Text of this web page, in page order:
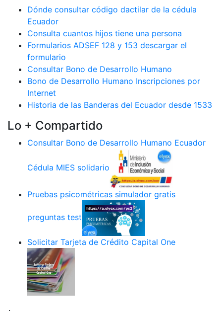
Dónde consultar código dactilar de la cédula
Ecuador
Consulta cuantos hijos tiene una persona
Formularios ADSEF 128 y 153 descargar el
formulario
Consultar Bono de Desarrollo Humano
Bono de Desarrollo Humano Inscripciones por
Internet
Historia de las Banderas del Ecuador desde 1533
Lo + Compartido
Consultar Bono de Desarrollo Humano Ecuador
Cédula MIES solidario
Pruebas psicométricas simulador gratis
preguntas test
Solicitar Tarjeta de Crédito Capital One
.